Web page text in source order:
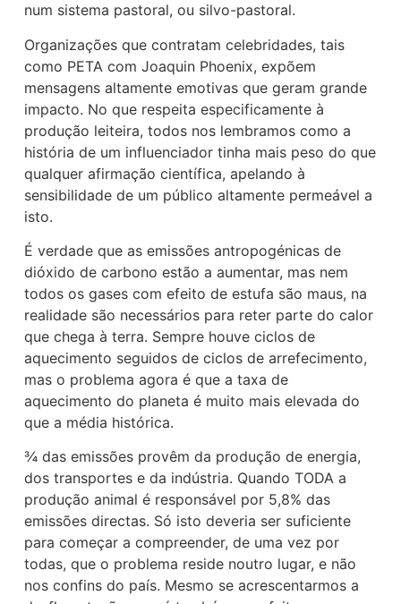
num sistema pastoral, ou silvo-pastoral.
Organizações que contratam celebridades, tais
como PETA com Joaquin Phoenix, expõem
mensagens altamente emotivas que geram grande
impacto. No que respeita especificamente à
produção leiteira, todos nos lembramos como a
história de um influenciador tinha mais peso do que
qualquer afirmação científica, apelando à
sensibilidade de um público altamente permeável a
isto.
É verdade que as emissões antropogénicas de
dióxido de carbono estão a aumentar, mas nem
todos os gases com efeito de estufa são maus, na
realidade são necessários para reter parte do calor
que chega à terra. Sempre houve ciclos de
aquecimento seguidos de ciclos de arrefecimento,
mas o problema agora é que a taxa de
aquecimento do planeta é muito mais elevada do
que a média histórica.
¾ das emissões provêm da produção de energia,
dos transportes e da indústria. Quando TODA a
produção animal é responsável por 5,8% das
emissões directas. Só isto deveria ser suficiente
para começar a compreender, de uma vez por
todas, que o problema reside noutro lugar, e não
nos confins do país. Mesmo se acrescentarmos a